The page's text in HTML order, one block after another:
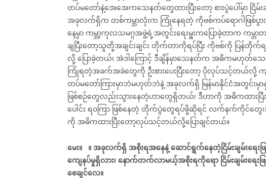
တပ်မတော်နဲ့အေအေကသေနတ်တွေထားပြီးတော့ စားပွဲပေါ်မှာ ငြိမ်
အခုလက်ရှိက တစ်ကမ္ဘာလုံးက ကြုံနေရတဲ့ ကိုဗစ်ကပ်ရောဂါဖြစ်ပွ
နေ့မှာ ကမ္ဘာ့ကုလသမဂ္ဂအဖွဲ့ရဲ့အတွင်းရေးမှူးကပြောခဲ့တာက
ချပြီးတော့သူတို့အချင်းချင်း တိုက်တာကိုရပ်ပြီး ကိုဗစ်ကို ပြန်
လို့ ပြောခဲ့တယ်၊ အဲဒါကြောင့် ဒီချိန်မှာသေနတ်က အဓိကမဟုတ်သ
ကြုံရတဲ့အခက်အခဲတွေကို ဦးစားပေးပြီးတော့ ပိုလုပ်သင့်တယ်လို့
တပ်မတော်ကြားမှာဘဲမဟုတ်ဘဲနဲ့ အခုလက်ရှိ မြန်မာနိုင်ငံအတွင်းမှာနှစ်ပေ
ဖြစ်စဉ်တွေလည်းသွားနေတဲ့ဟာတွေရှိတယ်၊ ဒီဟာကို အဓိကထားပြီ
ပေါင်း ရဝကြာ ဖြစ်နေတဲ့ တိုက်ပွဲတွေရပ်ဖို့ဆိုရင် လက်နက်ကိုင်တွေ၊အ
ကို အဓိကထားပြီးတော့လုပ်သင့်တယ်လို့ပြောချင်တယ်။
မေး။ ။ အခုလက်ရှိ အစိုးရအနေနဲ့ ဆောင်ရွက်နေတဲ့ငြိမ်းချမ်းရေး
ကျေနပ်မှုရှိလား၊ နောက်တက်လာမယ့်အစိုးရကိုရော ငြိမ်းချမ်း
စေချင်လေ။